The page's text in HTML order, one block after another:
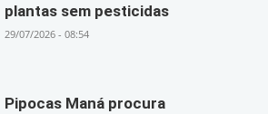
plantas sem pesticidas
29/07/2026 - 08:54
Pipocas Maná procura